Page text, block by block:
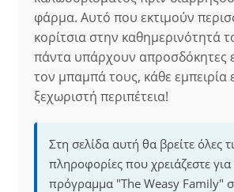
φάρμα. Αυτό που εκτιμούν
κορίτσια στην καθημερινότητά
πάντα υπάρχουν απροσδόκητες
τον μπαμπά τους, κάθε εμπειρία
ξεχωριστή περιπέτεια!
Στη σελίδα αυτή θα βρείτε όλες
πληροφορίες που χρειάζεστε για
πρόγραμμα "The Weasy Family"